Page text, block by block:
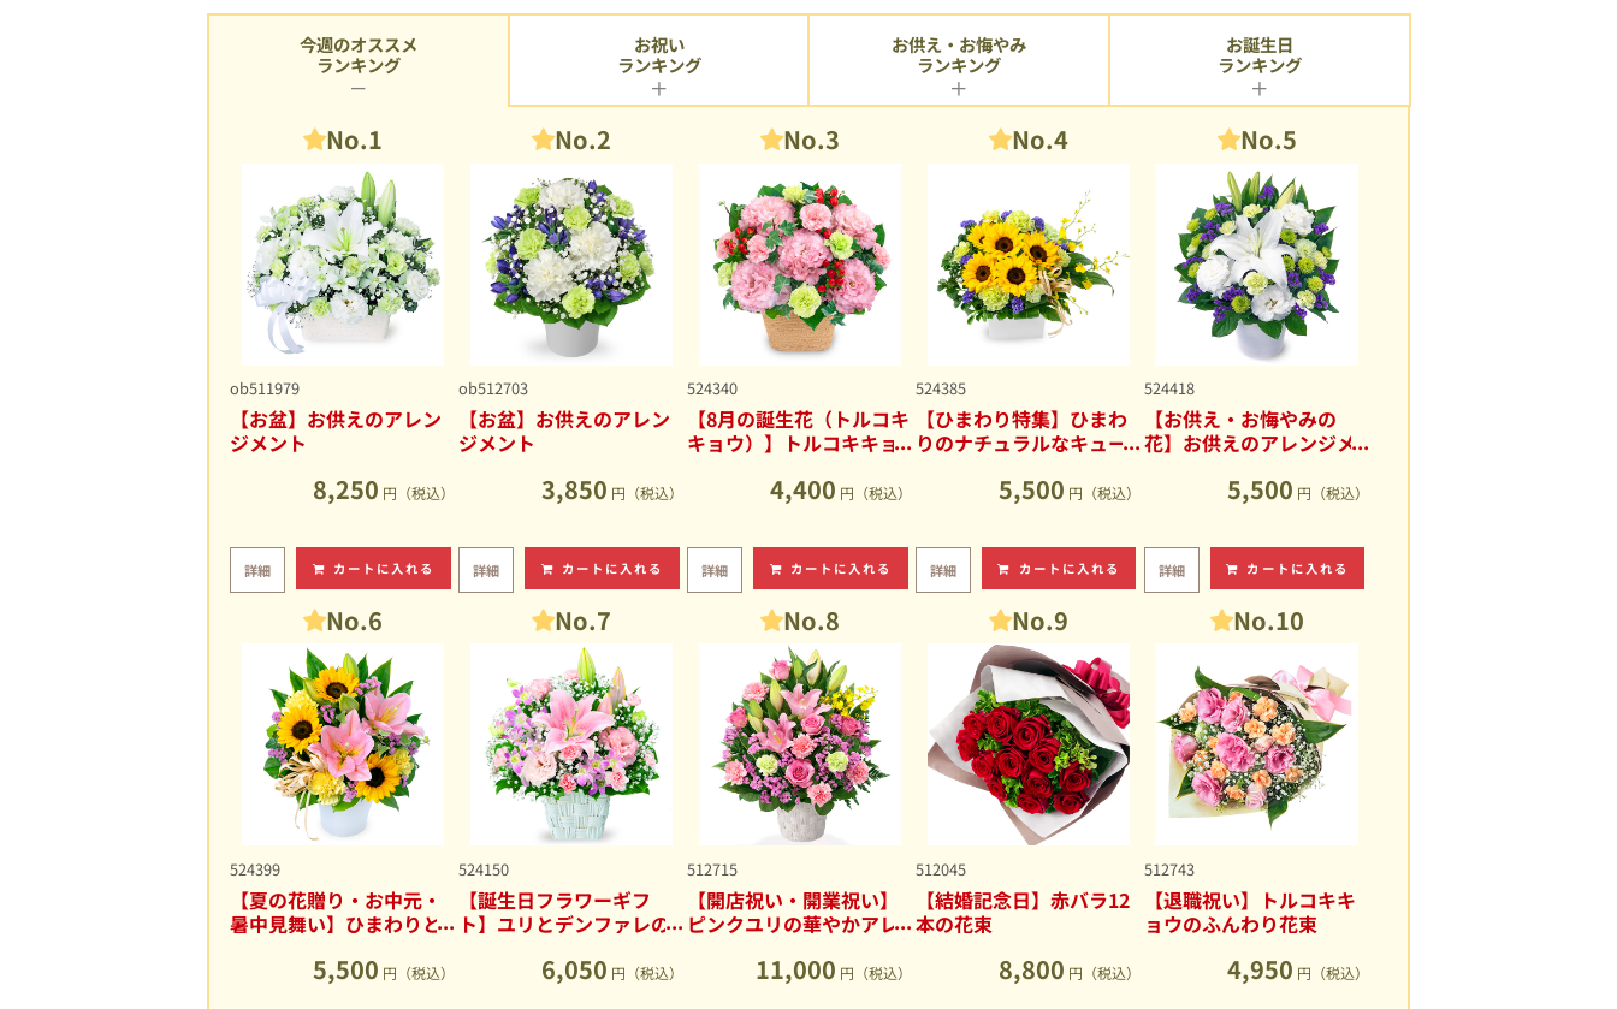
今週のオススメ
ランキング
No.1
ob511979
【お盆】お供えのアレン
ジメント
8,250 円（税込）
詳細 カートに入れる
No.2
ob512703
【お盆】お供えのアレン
ジメント
3,850 円（税込）
詳細 カートに入れる
No.3
524340
【8月の誕生花（トルコキ
キョウ）】トルコキキョ
4,400 円（税込）
詳細 カートに入れる
No.4
524385
【ひまわり特集】ひまわ
りのナチュラルなキュー
5,500 円（税込）
詳細 カートに入れる
No.5
524418
【お供え・お悔やみの
花】お供えのアレンジメ
5,500 円（税込）
詳細 カートに入れる
No.6
524399
【夏の花贈り・お中元・
暑中見舞い】ひまわりと
5,500 円（税込）
No.7
524150
【誕生日フラワーギフ
ト】ユリとデンファレの
6,050 円（税込）
No.8
512715
【開店祝い・開業祝い】
ピンクユリの華やかアレ
11,000 円（税込）
No.9
512045
【結婚記念日】赤バラ12
本の花束
8,800 円（税込）
No.10
512743
【退職祝い】トルコキキ
ョウのふんわり花束
4,950 円（税込）
お祝い
ランキング
お供え・お悔やみ
ランキング
お誕生日
ランキング